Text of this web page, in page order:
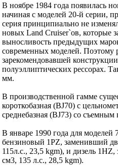
В ноябре 1984 года появилась
начиная с моделей 20-й серии,
серия принципиально не
новых Land Cruiser`ов, которые
выносливость предыдущих
современных моделей. Поэтому
зарекомендовавшей
полуэллиптических рессорах.
мм.
В производственной гамме
короткобазная (BJ70) с
среднебазная (BJ73) со
В январе 1990 года для моделей
бензиновый 1PZ, заменивший
115л.с., 23,5 kgm), и дизель
см3, 135 л.с., 28,5 kgm).